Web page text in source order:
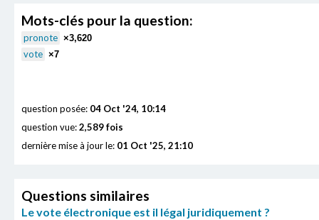
Mots-clés pour la question:
pronote ×3,620
vote ×7
question posée: 04 Oct '24, 10:14
question vue:2,589 fois
dernière mise à jour le: 01 Oct '25, 21:10
Questions similaires
Le vote électronique est il légal juridiquement ?